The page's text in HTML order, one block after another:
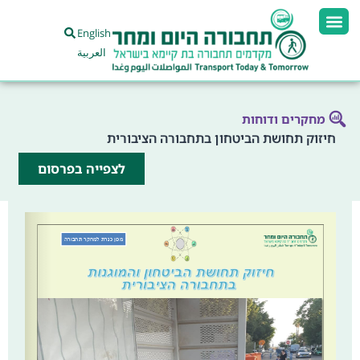
English
العربية
מחקרים ודוחות
חיזוק תחושת הביטחון בתחבורה הציבורית
לצפייה בפרסום